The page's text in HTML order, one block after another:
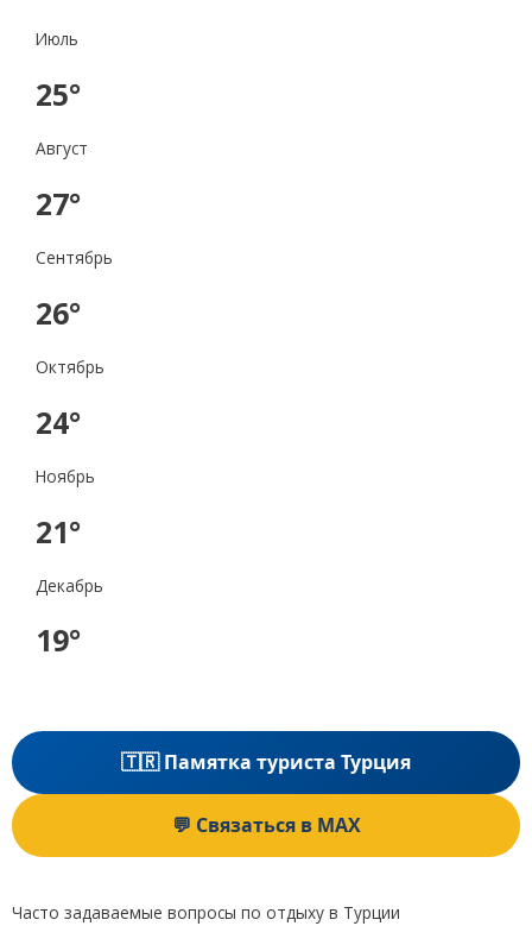
Июль
25°
Август
27°
Сентябрь
26°
Октябрь
24°
Ноябрь
21°
Декабрь
19°
🇹🇷 Памятка туриста Турция
💬 Связаться в MAX
Часто задаваемые вопросы по отдыху в Турции